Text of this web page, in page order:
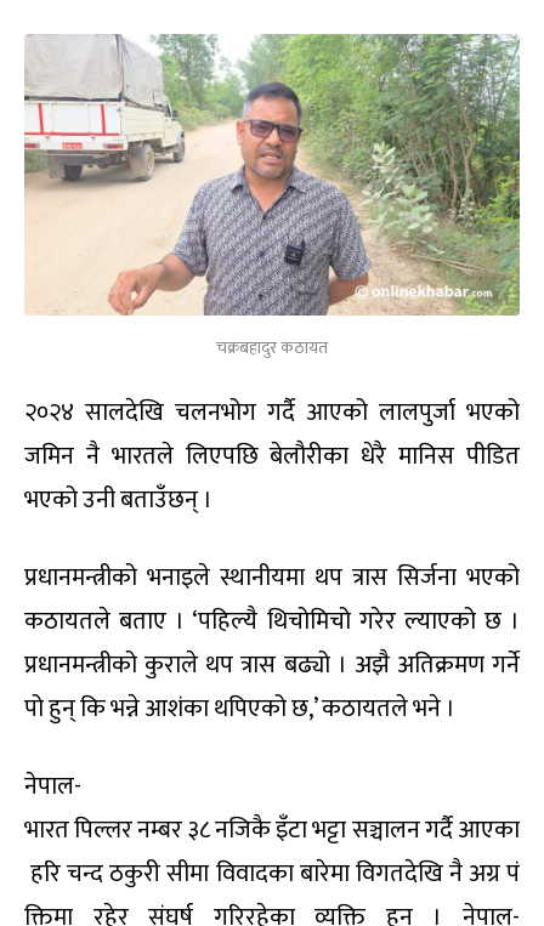
चक्रबहादुर कठायत
२०२४ सालदेखि चलनभोग गर्दै आएको लालपुर्जा भएको
जमिन नै भारतले लिएपछि बेलौरीका धेरै मानिस पीडित
भएको उनी बताउँछन् ।
प्रधानमन्त्रीको भनाइले स्थानीयमा थप त्रास सिर्जना भएको
कठायतले बताए । ‘पहिल्यै थिचोमिचो गरेर ल्याएको छ ।
प्रधानमन्त्रीको कुराले थप त्रास बढ्यो । अझै अतिक्रमण गर्ने
पो हुन् कि भन्ने आशंका थपिएको छ,’ कठायतले भने ।
नेपाल-
भारत पिल्लर नम्बर ३८ नजिकै इँटा भट्टा सञ्चालन गर्दै आएका
हरि चन्द ठकुरी सीमा विवादका बारेमा विगतदेखि नै अग्र पं